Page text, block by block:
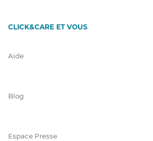
CLICK&CARE ET VOUS
Aide
Blog
Espace Presse